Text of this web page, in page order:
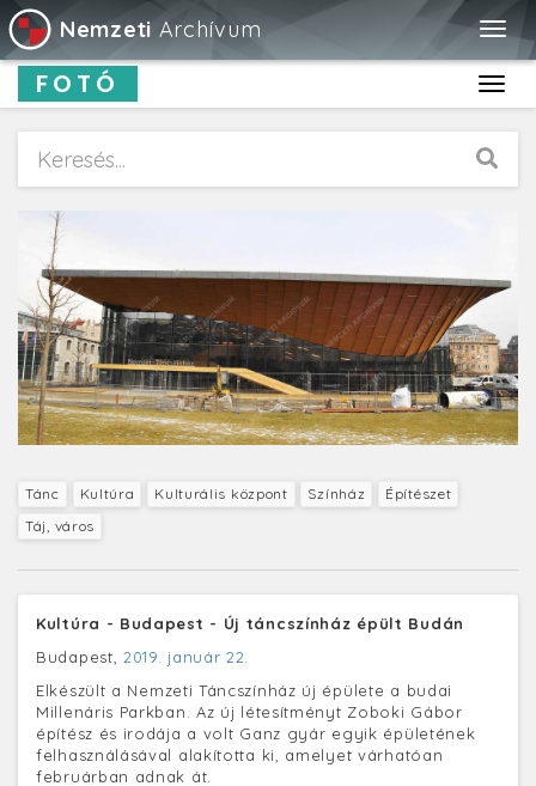
Nemzeti Archívum
FOTÓ
Tánc Kultúra Kulturális központ Színház
Építészet
Táj, város
Kultúra - Budapest - Új táncszínház épült Budán
Budapest, 2019. január 22.
Elkészült a Nemzeti Táncszínház új épülete a budai
Millenáris Parkban. Az új létesítményt Zoboki Gábor
építész és irodája a volt Ganz gyár egyik épületének
felhasználásával alakította ki, amelyet várhatóan
februárban adnak át.